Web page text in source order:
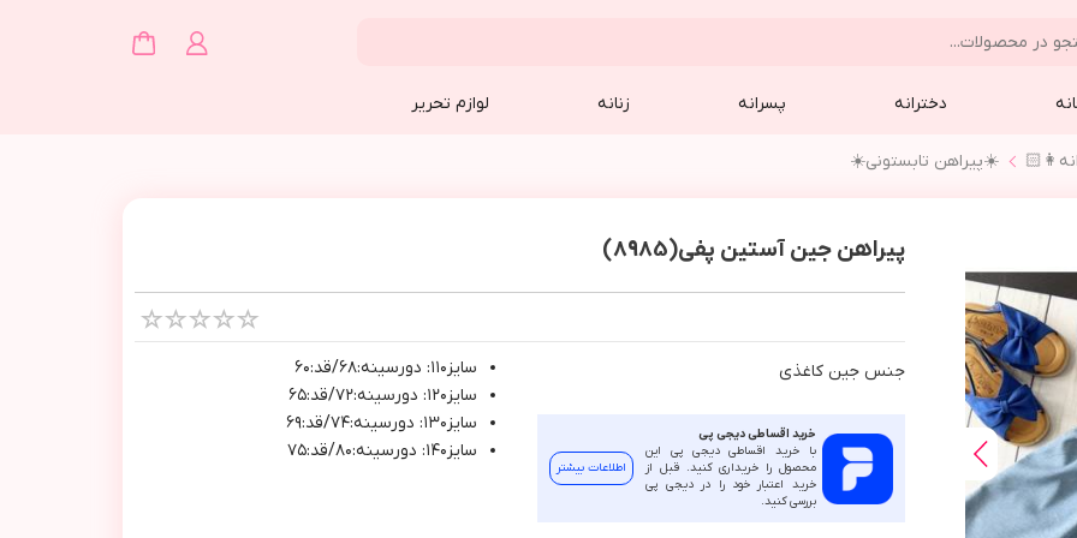
دخترانه پسرانه زنانه لوازم تحریر
☀️پيراهن تابستوني☀️
پیراهن جین آستین پفی(8985)
جنس جين كاغذي
خرید اقساطی دیجی پی
با خرید اقساطی دیجی پی این
محصول را خریداری کنید. قبل از
خرید اعتبار خود را در دیجی پی
بررسی کنید.
اطلاعات بیشتر
سايز١١٠: دورسينه:٦٨/قد:٦٠
سايز١٢٠: دورسينه:٧٢/قد:٦٥
سايز١٣٠: دورسينه:٧٤/قد:٦٩
سايز١٤٠: دورسينه:٨٠/قد:٧٥